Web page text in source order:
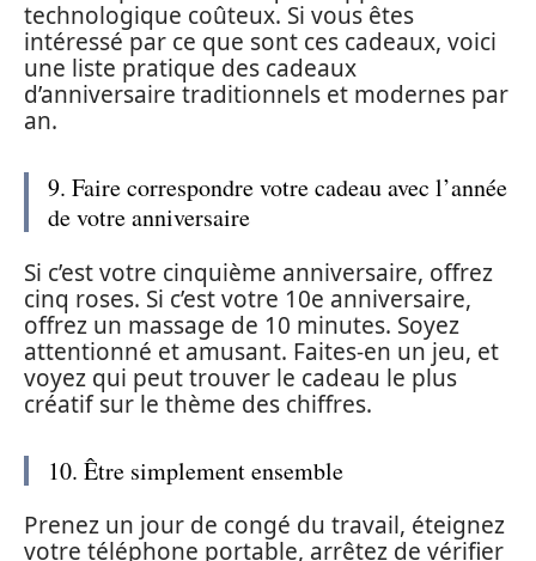
technologique coûteux. Si vous êtes
intéressé par ce que sont ces cadeaux, voici
une liste pratique des cadeaux
d’anniversaire traditionnels et modernes par
an.
9. Faire correspondre votre cadeau avec l’année
de votre anniversaire
Si c’est votre cinquième anniversaire, offrez
cinq roses. Si c’est votre 10e anniversaire,
offrez un massage de 10 minutes. Soyez
attentionné et amusant. Faites-en un jeu, et
voyez qui peut trouver le cadeau le plus
créatif sur le thème des chiffres.
10. Être simplement ensemble
Prenez un jour de congé du travail, éteignez
votre téléphone portable, arrêtez de vérifier